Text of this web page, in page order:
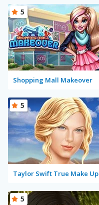
Shopping Mall Makeover
5
Taylor Swift True Make Up
5
5